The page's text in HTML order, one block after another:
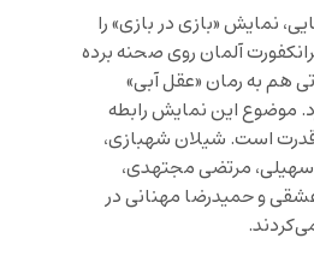
نمایش «بازی در بازی» را
آلمان روی صحنه برده
هم به رمان «عقل آبی»
موضوع این نمایش رابطه
است. شیلان شهبازی،
سهیلی، مرتضی مجتهدی،
و حمیدرضا مهنانی در